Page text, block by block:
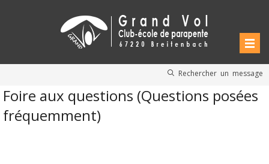
Rechercher un message
Foire aux questions (Questions posées
fréquemment)